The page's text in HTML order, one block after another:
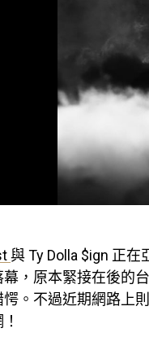
與 Ty Dolla $ign 正在
，原本緊接在後的
。不過近期網路上